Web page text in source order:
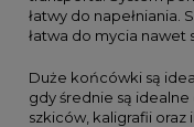
łatwy do napełniania.
łatwa do mycia nawet
Duże końcówki są
gdy średnie są
szkiców, kaligrafii oraz